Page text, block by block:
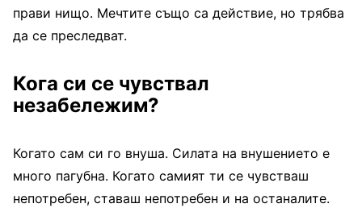
прави нищо. Мечтите също са действие, но трябва
да се преследват.
Кога си се чувствал
незабележим?
Когато сам си го внуша. Силата на внушението е
много пагубна. Когато самият ти се чувстваш
непотребен, ставаш непотребен и на останалите.